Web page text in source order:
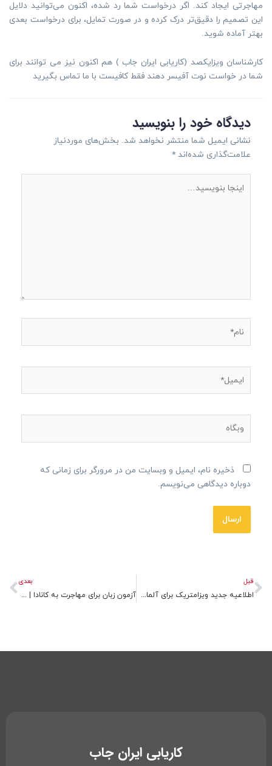
مهاجرتی ایجاد کند. اگر درخواست شما رد شده، اکنون می‌توانید دلایل
این تصمیم را دقیق‌تر درک کرده و در صورت تمایل، برای درخواست بعدی
بهتر آماده شوید.
کارشناسان ویزایکصد (کاریابی ایران جاب ) هم اکنون نیز می توانند برای
شما در خواست نوت آفیسر دهند فقط کافیست با ما تماس بگیرید
دیدگاه‌ خود را بنویسید
نشانی ایمیل شما منتشر نخواهد شد. بخش‌های موردنیاز
علامت‌گذاری شده‌اند *
بنویسید…
وبگاه
ذخیره نام، ایمیل و وبسایت من در مرورگر برای زمانی که
دوباره دیدگاهی می‌نویسم.
قبلی
قبل
اطلاعیه جدید ویزامتریک برای آلمان دیگر خدمات ارائه نمی دهد
بعدی
آزمون زبان برای مهاجرت به کانادا | TOEFL Essentials گزینه جدید ۲۰۲۵ مورد تأیید IRCC
کاریابی ایران جاب